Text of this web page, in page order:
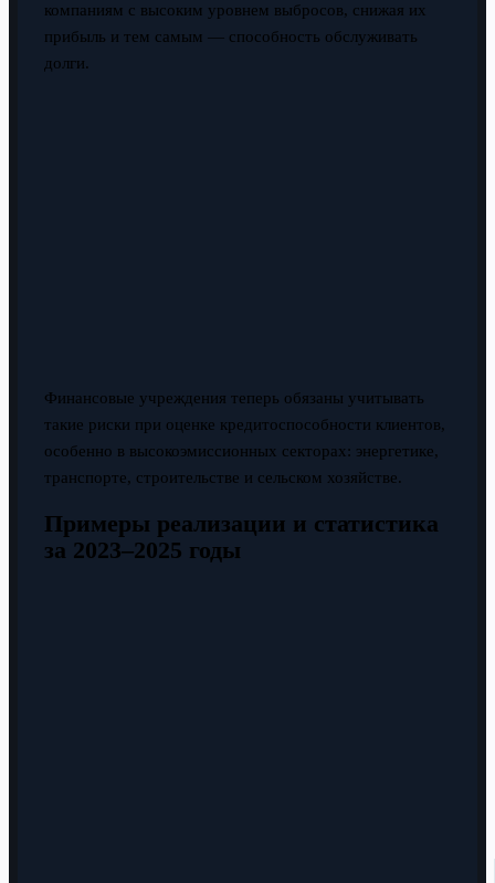
компаниям с высоким уровнем выбросов, снижая их
прибыль и тем самым — способность обслуживать
долги.
Финансовые учреждения теперь обязаны учитывать
такие риски при оценке кредитоспособности клиентов,
особенно в высокоэмиссионных секторах: энергетике,
транспорте, строительстве и сельском хозяйстве.
Примеры реализации и статистика
за 2023–2025 годы